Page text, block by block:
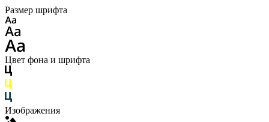
Размер шрифта
Цвет фона и шрифта
Изображения